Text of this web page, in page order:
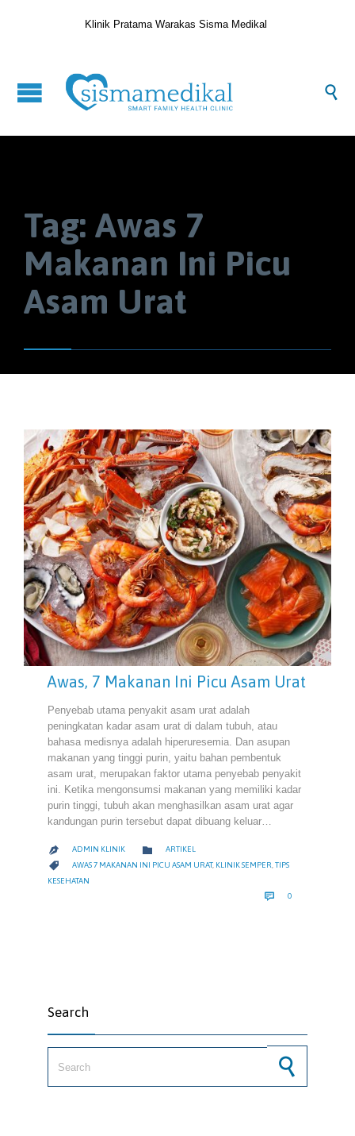
Klinik Pratama Warakas Sisma Medikal

Tag: Awas 7
Makanan Ini Picu
Asam Urat
Awas, 7 Makanan Ini Picu Asam Urat
Penyebab utama penyakit asam urat adalah
peningkatan kadar asam urat di dalam tubuh, atau
bahasa medisnya adalah hiperuresemia. Dan asupan
makanan yang tinggi purin, yaitu bahan pembentuk
asam urat, merupakan faktor utama penyebab penyakit
ini. Ketika mengonsumsi makanan yang memiliki kadar
purin tinggi, tubuh akan menghasilkan asam urat agar
kandungan purin tersebut dapat dibuang keluar…
 ADMIN KLINIK  CATEGORY
ARTIKEL
 CATEGORY
AWAS 7 MAKANAN INI PICU ASAM URAT, KLINIK SEMPER,TIPS
KESEHATAN
 0
Search